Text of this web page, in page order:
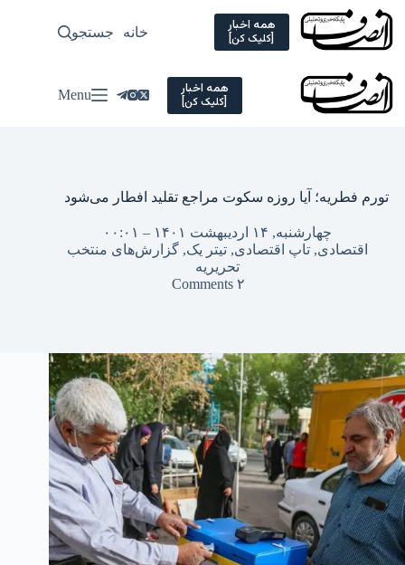
Skip
content
همه اخبار
[کلیک کن] خانه سیاسی
جستجو
همه اخبار
[کلیک کن] Menu
تورم فطریه؛ آیا روزه سکوت مراجع تقلید افطار می‌شود
چهارشنبه, ۱۴ اردیبهشت ۱۴۰۱ – ۰۰:۰۱
اقتصادی, تاپ اقتصادی, تیتر یک, گزارش‌های منتخب
تحریریه
۲ Comments